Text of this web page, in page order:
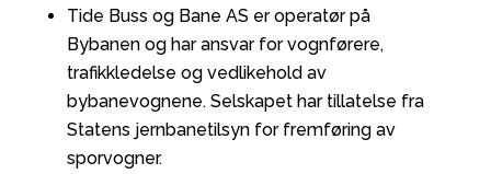
Tide Buss og Bane AS er operatør på
Bybanen og har ansvar for vognførere,
trafikkledelse og vedlikehold av
bybanevognene. Selskapet har tillatelse fra
Statens jernbanetilsyn for fremføring av
sporvogner.